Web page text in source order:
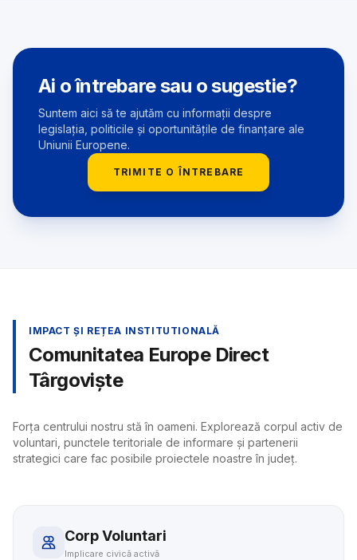
Ai o întrebare sau o sugestie?
Suntem aici să te ajutăm cu informații despre
legislația, politicile și oportunitățile de finanțare ale
Uniunii Europene.
TRIMITE O ÎNTREBARE
IMPACT ȘI REȚEA INSTITUTIONALĂ
Comunitatea Europe Direct
Târgoviște
Forța centrului nostru stă în oameni. Explorează corpul activ de
voluntari, punctele teritoriale de informare și partenerii
strategici care fac posibile proiectele noastre în județ.
Corp Voluntari
Implicare civică activă